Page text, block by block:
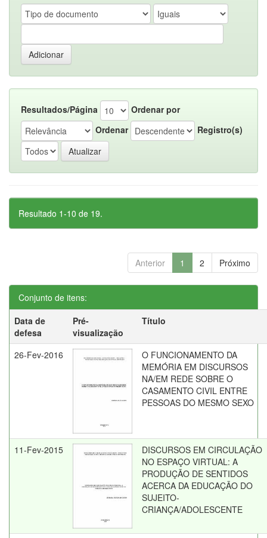
Resultados/Página
Ordenar por
Ordenar
Registro(s)
Resultado 1-10 de 19.
Anterior 1 2 Próximo
Conjunto de itens:
Data de
defesa
Pré-
visualização
Título
26-Fev-2016
O FUNCIONAMENTO DA
MEMÓRIA EM DISCURSOS
NA/EM REDE SOBRE O
CASAMENTO CIVIL ENTRE
PESSOAS DO MESMO SEXO
11-Fev-2015
DISCURSOS EM CIRCULAÇÃO
NO ESPAÇO VIRTUAL: A
PRODUÇÃO DE SENTIDOS
ACERCA DA EDUCAÇÃO DO
SUJEITO-
CRIANÇA/ADOLESCENTE